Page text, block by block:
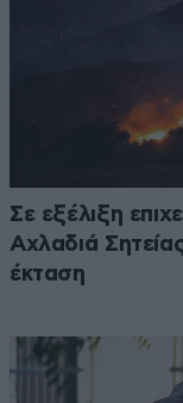
Σε εξέλιξη
Αχλαδιά
έκταση